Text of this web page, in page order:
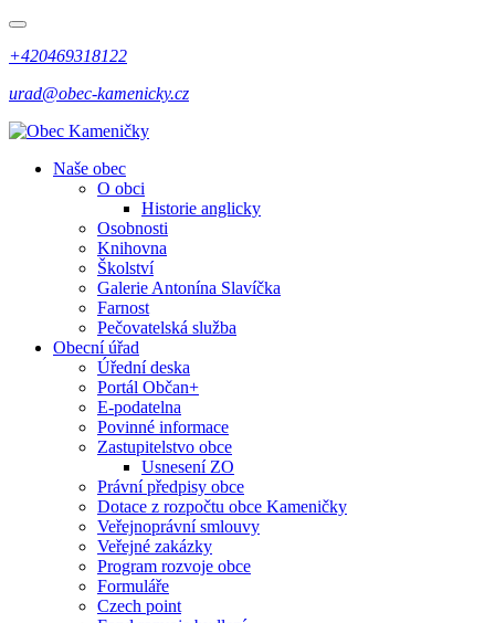
+420469318122
urad@obec-kamenicky.cz
Naše obec
O obci
Historie anglicky
Osobnosti
Knihovna
Školství
Galerie Antonína Slavíčka
Farnost
Pečovatelská služba
Obecní úřad
Úřední deska
Portál Občan+
E-podatelna
Povinné informace
Zastupitelstvo obce
Usnesení ZO
Právní předpisy obce
Dotace z rozpočtu obce Kameničky
Veřejnoprávní smlouvy
Veřejné zakázky
Program rozvoje obce
Formuláře
Czech point